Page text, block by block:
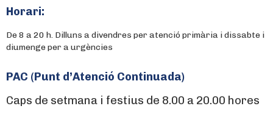
Horari:
De 8 a 20 h. Dilluns a divendres per atenció primària i dissabte i
diumenge per a urgències
PAC (Punt d’Atenció Continuada)
Caps de setmana i festius de 8.00 a 20.00 hores